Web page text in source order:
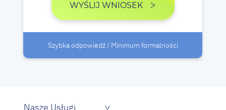
WYŚLIJ WNIOSEK
Szybka odpowiedź / Minimum formalności
Nasze Usługi